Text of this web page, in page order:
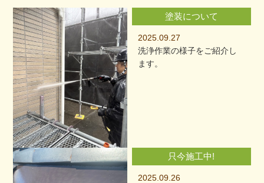
塗装について
2025.09.27
洗浄作業の様子をご紹介し
ます。
只今施工中!
2025.09.26